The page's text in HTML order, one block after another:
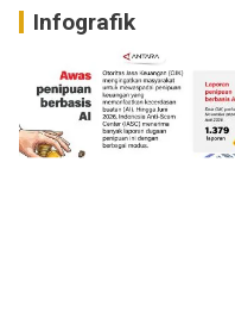
Infografik